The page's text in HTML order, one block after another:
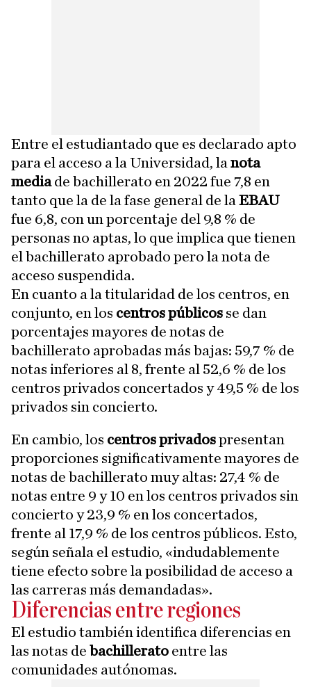
Entre el estudiantado que es declarado apto
para el acceso a la Universidad, la nota
mediade bachillerato en 2022 fue 7,8 en
tanto que la de la fase general de la EBAU
fue 6,8, con un porcentaje del 9,8 % de
personas no aptas, lo que implica que tienen
el bachillerato aprobado pero la nota de
acceso suspendida.
En cuanto a la titularidad de los centros, en
conjunto, en los centros públicos se dan
porcentajes mayores de notas de
bachillerato aprobadas más bajas: 59,7 % de
notas inferiores al 8, frente al 52,6 % de los
centros privados concertados y 49,5 % de los
privados sin concierto.
En cambio, los centros privadospresentan
proporciones significativamente mayores de
notas de bachillerato muy altas: 27,4 % de
notas entre 9 y 10 en los centros privados sin
concierto y 23,9 % en los concertados,
frente al 17,9 % de los centros públicos. Esto,
según señala el estudio, «indudablemente
tiene efecto sobre la posibilidad de acceso a
las carreras más demandadas».
Diferencias entre regiones
El estudio también identifica diferencias en
las notas de bachillerato entre las
comunidades autónomas.